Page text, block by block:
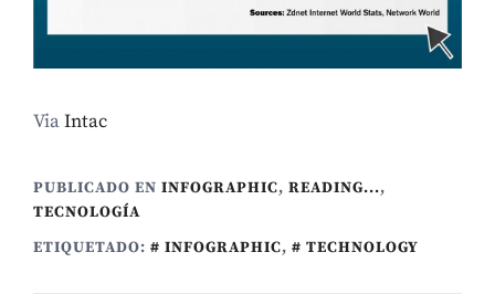
ViaIntac
PUBLICADO EN INFOGRAPHIC, READING...,
TECNOLOGÍ­A
ETIQUETADO:
INFOGRAPHIC, TECHNOLOGY